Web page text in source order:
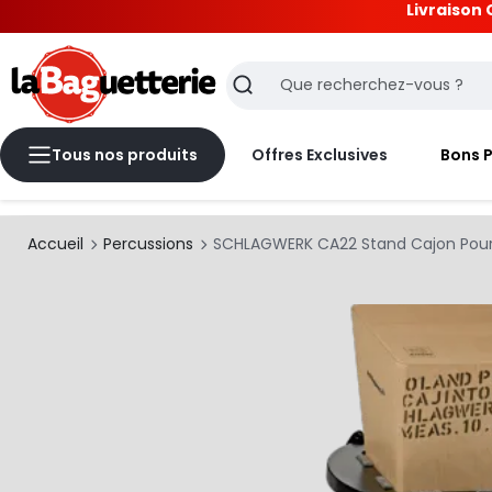
Livraison
Recherche
Tous nos produits Offres Exclusives Bons
Accueil Percussions SCHLAGWERK CA22 Stand Cajon